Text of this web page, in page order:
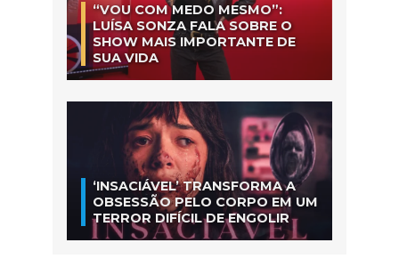
“VOU COM MEDO MESMO”:
LUÍSA SONZA FALA SOBRE O
SHOW MAIS IMPORTANTE DE
SUA VIDA
‘INSACIÁVEL’ TRANSFORMA A
OBSESSÃO PELO CORPO EM UM
TERROR DIFÍCIL DE ENGOLIR